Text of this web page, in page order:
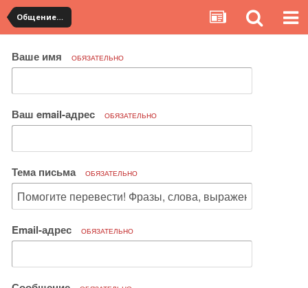
Общение с продавцами. Использование WangWang и TradeManager
Ваше имя ОБЯЗАТЕЛЬНО
Ваш email-адрес ОБЯЗАТЕЛЬНО
Тема письма ОБЯЗАТЕЛЬНО
Email-адрес ОБЯЗАТЕЛЬНО